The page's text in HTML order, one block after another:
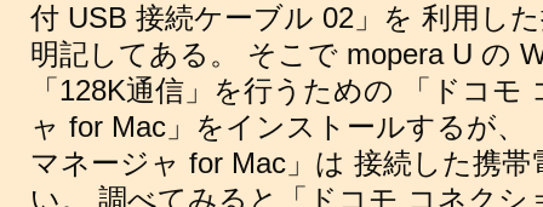
付 USB 接続ケーブル 02」を 利用し
明記してある。 そこで mopera U の
「128K通信」を行うための 「ドコ
ャ for Mac」をインストールするが、
マネージャ for Mac」は 接続した携
い。 調べてみると「ドコモ コネクシ